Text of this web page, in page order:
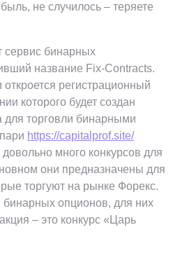
не случилось – теряете
сервис бинарных
название Fix-Contracts.
регистрационный
которого будет создан
для торговли бинарными
https://capitalprof.site/
много конкурсов для
они предназначены для
торгуют на рынке Форекс.
бинарных опционов, для них
– это конкурс «Царь